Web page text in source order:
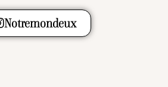
Notremondeux